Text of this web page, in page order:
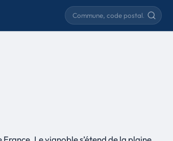
Rechercher une commune